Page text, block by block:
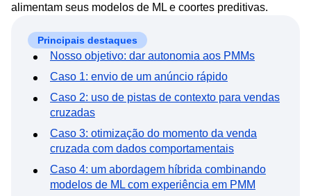
Modern Data Series
Monetization
Open-Weight AI Models
Personalization
Pioneer Awards
Privacy
Product 50
Product Analytics
Product Design
Product Strategy
Product-Led Growth
Recap
The Ampys
Warehouse-native Amplitude
alimentam seus modelos de ML e coortes preditivas.
Principais destaques
Nosso objetivo: dar autonomia aos PMMs
Caso 1: envio de um anúncio rápido
Caso 2: uso de pistas de contexto para vendas
cruzadas
Caso 3: otimização do momento da venda
cruzada com dados comportamentais
Caso 4: um abordagem híbrida combinando
modelos de ML com experiência em PMM